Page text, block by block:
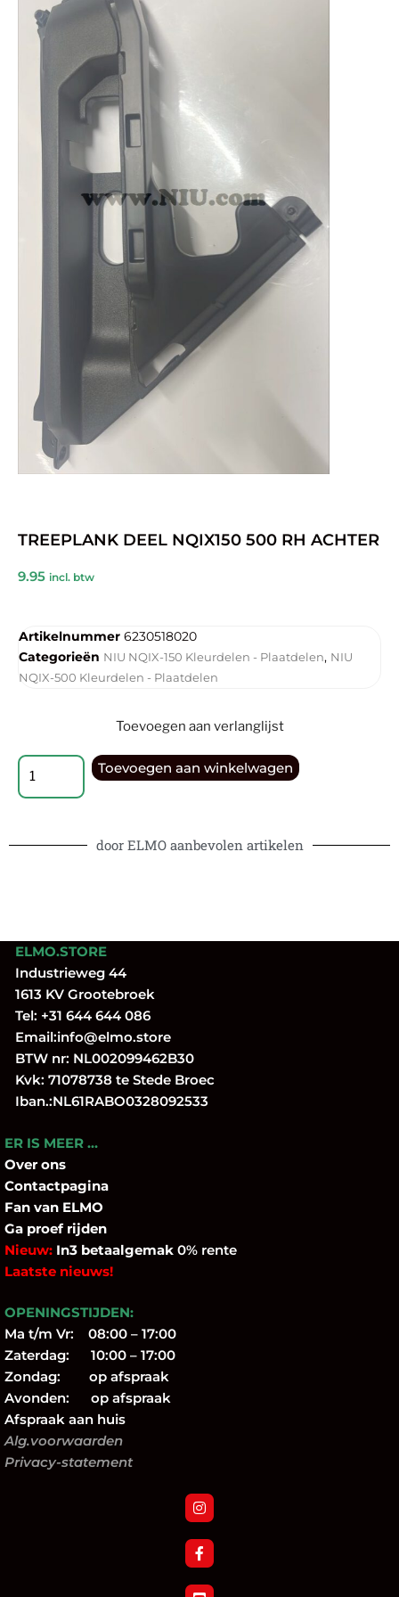
TREEPLANK DEEL NQIX150 500 RH ACHTER
9.95 incl. btw
Artikelnummer 6230518020
Categorieën NIU NQIX-150 Kleurdelen - Plaatdelen, NIU
NQIX-500 Kleurdelen - Plaatdelen
Toevoegen aan verlanglijst
Toevoegen aan winkelwagen
door ELMO aanbevolen artikelen
ELMO.STORE
Industrieweg 44
1613 KV Grootebroek
Tel: +31 644 644 086
Email:info@elmo.store
BTW nr: NL002099462B30
Kvk: 71078738 te Stede Broec
Iban.:NL61RABO0328092533
ER IS MEER …
Over ons
Contactpagina
Fan van ELMO
Ga proef rijden
Nieuw: In3 betaalgemak 0% rente
Laatste nieuws!
OPENINGSTIJDEN:
Ma t/m Vr: 08:00 – 17:00
Zaterdag: 10:00 – 17:00
Zondag: op afspraak
Avonden: op afspraak
Afspraak aan huis
Alg.voorwaarden
Privacy-statement